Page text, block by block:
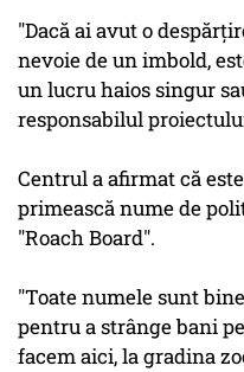
"Dacă ai avut o
nevoie de un imbold,
un lucru haios singur
responsabilul
Centrul a afirmat că
primească nume de
"Roach Board".
"Toate numele sunt
pentru a strânge bani
facem aici, la gradina